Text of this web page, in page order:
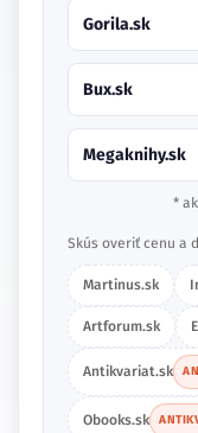
Gorila.sk
Bux.sk
Megaknihy.sk
*
Skús overiť cenu a
Martinus.sk
Artforum.sk
Antikvariat.sk
Obooks.sk